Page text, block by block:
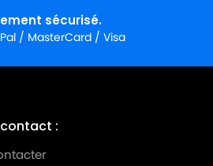
sécurisé.
/ MasterCard / Visa
: